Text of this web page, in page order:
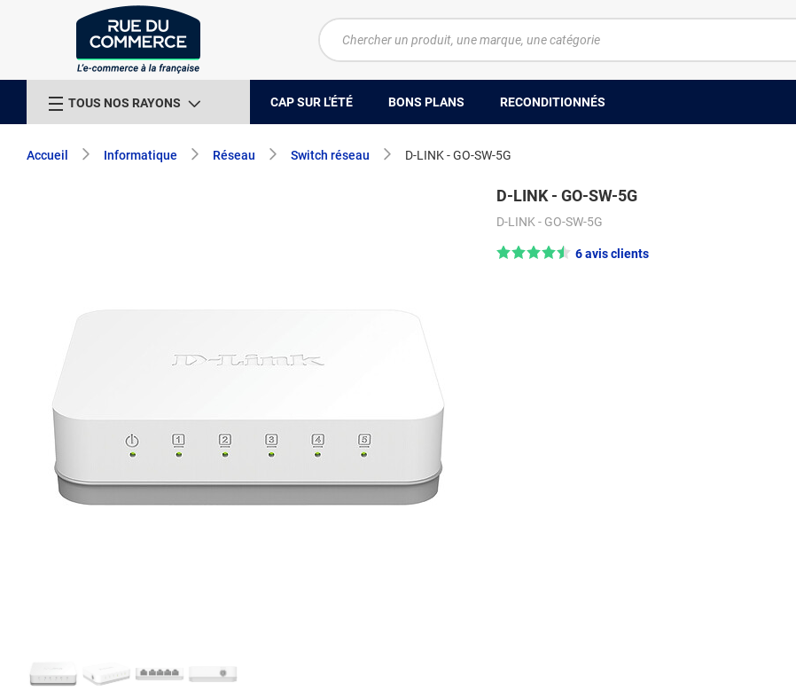
TOUS NOS RAYONS CAP SUR L'ÉTÉ BONS PLANS RECONDITIONNÉS
Accueil Informatique Réseau Switch réseau D-LINK - GO-SW-5G
D-LINK - GO-SW-5G
D-LINK - GO-SW-5G
Note : 4.5/5 — 6 avis clients